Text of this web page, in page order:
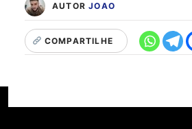
AUTORJOAO
COMPARTILHE